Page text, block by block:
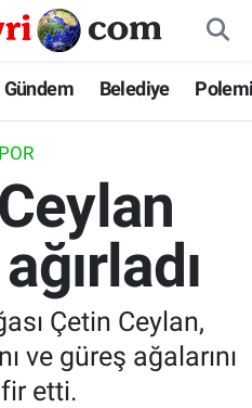
Gündem Belediye
Çetin Ceylan,
ve güreş ağalarını
etti.
Haritası
ve Fikstür